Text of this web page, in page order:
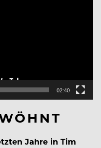
02:40
Jahre in Tim